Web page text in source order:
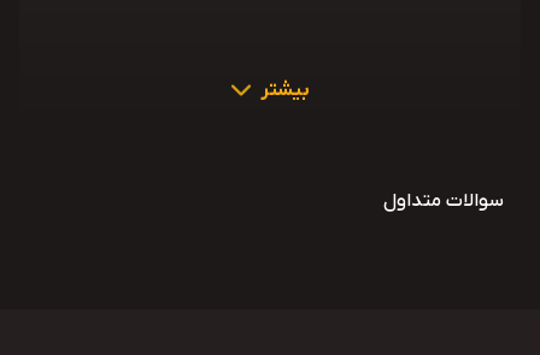
بیشتر
سوالات متداول